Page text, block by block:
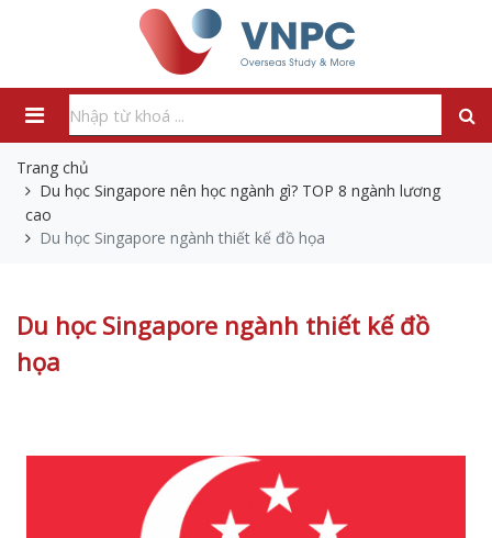
Trang chủ
Du học Singapore nên học ngành gì? TOP 8 ngành lương
cao
Du học Singapore ngành thiết kế đồ họa
Du học Singapore ngành thiết kế đồ
họa